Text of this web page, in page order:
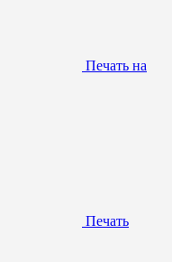
Печать на
Печать